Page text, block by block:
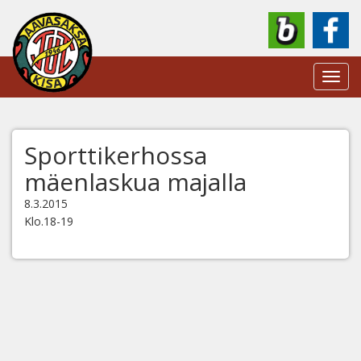
Sporttikerhossa
mäenlaskua majalla
8.3.2015
Klo.18-19